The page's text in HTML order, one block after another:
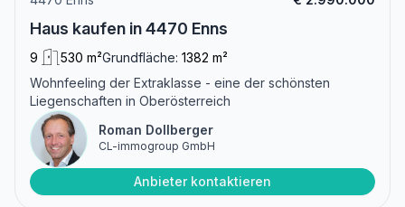
Haus kaufen in 4470 Enns
9 530 m²Grundfläche: 1382 m²
Wohnfeeling der Extraklasse - eine der schönsten
Liegenschaften in Oberösterreich
Roman Dollberger
CL-immogroup GmbH
Anbieter kontaktieren